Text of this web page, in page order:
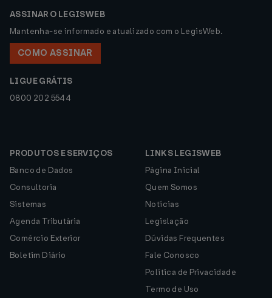
ASSINAR O LEGISWEB
Mantenha-se informado e atualizado com o LegisWeb.
COMO ASSINAR
LIGUE GRÁTIS
0800 202 5544
PRODUTOS E SERVIÇOS
Banco de Dados
Consultoria
Sistemas
Agenda Tributária
Comércio Exterior
Boletim Diário
LINKS LEGISWEB
Página Inicial
Quem Somos
Notícias
Legislação
Dúvidas Frequentes
Fale Conosco
Política de Privacidade
Termo de Uso